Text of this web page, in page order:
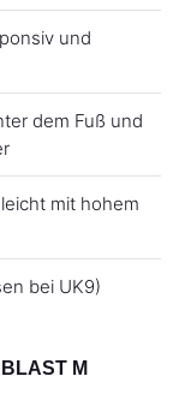
und
dem Fuß und
mit hohem
bei UK9)
M